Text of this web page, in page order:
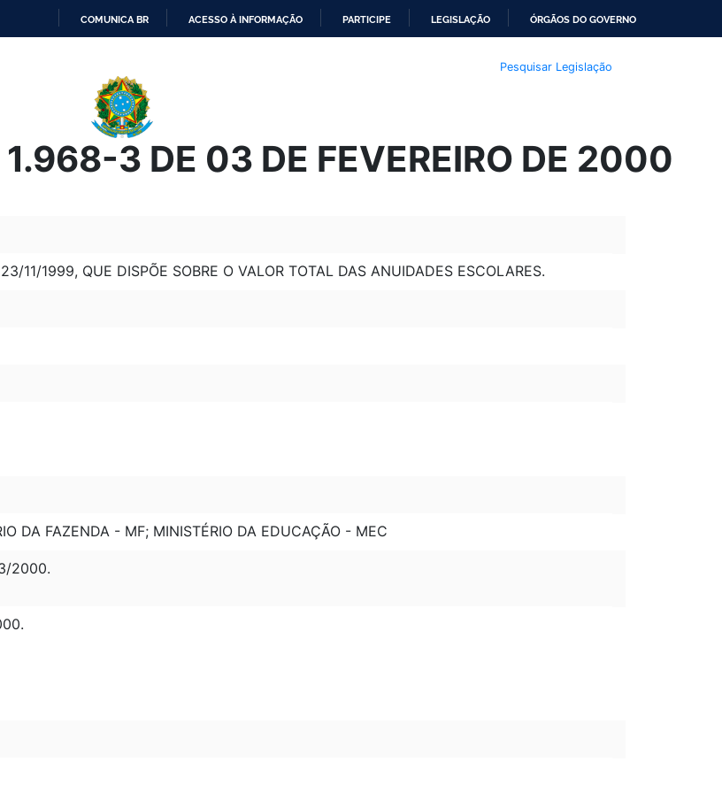
O
CONTEÚDO
COMUNICA BR ACESSO À INFORMAÇÃO PARTICIPE LEGISLAÇÃO ÓRGÃOS DO GOVERNO
Pesquisar Legislação
1.968-3 DE 03 DE FEVEREIRO DE 2000
11/1999, QUE DISPÕE SOBRE O VALOR TOTAL DAS ANUIDADES ESCOLARES.
DA FAZENDA - MF; MINISTÉRIO DA EDUCAÇÃO - MEC
2000.